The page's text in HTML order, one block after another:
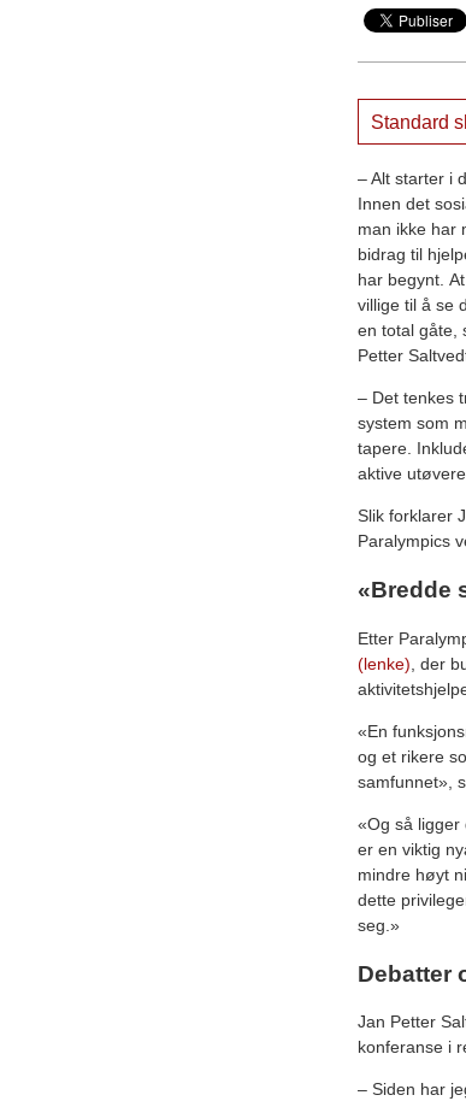
Standard
– Alt starter i
Innen det
man ikke har
bidrag til
har begynt.
villige til å se
en total gåte,
Petter
– Det tenkes
system som
tapere.
aktive
Slik forklarer
Paralympics
«Bredde
Etter
(lenke) , der
«En
og et rikere
samfunnet»,
«Og så ligger
er en viktig
mindre høyt
dette
seg.»
Debatter
Jan Petter
konferanse i
– Siden har